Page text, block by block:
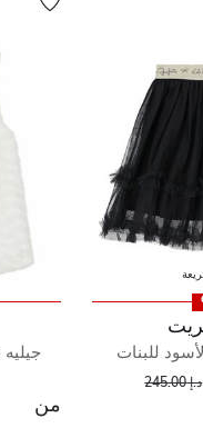
للبنات
سعر مخفض مند.إ 245.00 إلى
من